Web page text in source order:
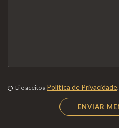
Li e aceito a Política de Privacidade.